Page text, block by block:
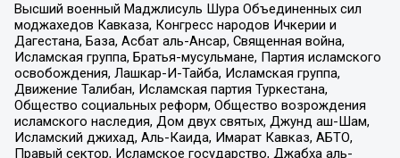
Высший военный Маджлисуль Шура Объединенных сил
моджахедов Кавказа, Конгресс народов Ичкерии и
Дагестана, База, Асбат аль-Ансар, Священная война,
Исламская группа, Братья-мусульмане, Партия исламского
освобождения, Лашкар-И-Тайба, Исламская группа,
Движение Талибан, Исламская партия Туркестана,
Общество социальных реформ, Общество возрождения
исламского наследия, Дом двух святых, Джунд аш-Шам,
Исламский джихад, Аль-Каида, Имарат Кавказ, АБТО,
Правый сектор, Исламское государство, Джабха аль-